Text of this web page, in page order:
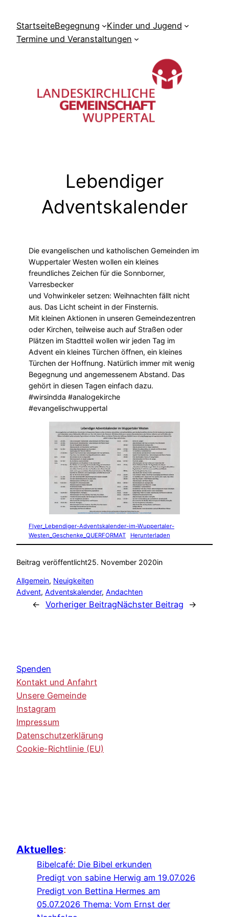
Inhalt
springen
StartseiteBegegnung
Kinder und Jugend
Termine und Veranstaltungen
Lebendiger
Adventskalender
Die evangelischen und katholischen Gemeinden im
Wuppertaler Westen wollen ein kleines
freundliches Zeichen für die Sonnborner,
Varresbecker
und Vohwinkeler setzen: Weihnachten fällt nicht
aus. Das Licht scheint in der Finsternis.
Mit kleinen Aktionen in unseren Gemeindezentren
oder Kirchen, teilweise auch auf Straßen oder
Plätzen im Stadtteil wollen wir jeden Tag im
Advent ein kleines Türchen öffnen, ein kleines
Türchen der Hoffnung. Natürlich immer mit wenig
Begegnung und angemessenem Abstand. Das
gehört in diesen Tagen einfach dazu.
#wirsindda #analogekirche
#evangelischwuppertal
Flyer_Lebendiger-Adventskalender-im-Wuppertaler-
Westen_Geschenke_QUERFORMAT
Herunterladen
Beitrag veröffentlicht25. November 2020in
Allgemein, Neuigkeiten
Advent, Adventskalender, Andachten
← Vorheriger BeitragNächster Beitrag →
Spenden
Kontakt und Anfahrt
Unsere Gemeinde
Instagram
Impressum
Datenschutzerklärung
Cookie-Richtlinie (EU)
Aktuelles:
Bibelcafé: Die Bibel erkunden
Predigt von sabine Herwig am 19.07.026
Predigt von Bettina Hermes am
05.07.2026 Thema: Vom Ernst der